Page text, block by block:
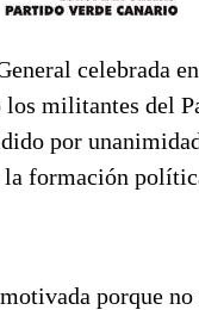
celebrada
los militantes del
por
la formación
porque no